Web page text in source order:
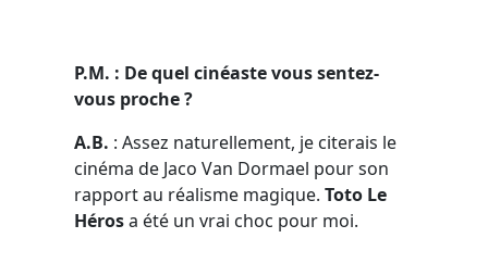
P.M. : De quel cinéaste vous sentez-
vous proche ?
A.B. : Assez naturellement, je citerais le
cinéma de Jaco Van Dormael pour son
rapport au réalisme magique. Toto Le
Hérosa été un vrai choc pour moi.